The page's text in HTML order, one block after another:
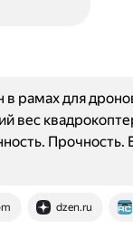
dzen.ru
рамах для
вес
Прочность.